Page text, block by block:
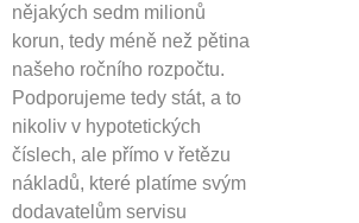
nějakých sedm milionů
korun, tedy méně než pětina
našeho ročního rozpočtu.
Podporujeme tedy stát, a to
nikoliv v hypotetických
číslech, ale přímo v řetězu
nákladů, které platíme svým
dodavatelům servisu